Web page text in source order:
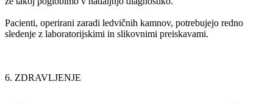
Pacienti, operirani zaradi ledvičnih kamnov, potrebujejo redno
sledenje z laboratorijskimi in slikovnimi preiskavami.
6. ZDRAVLJENJE